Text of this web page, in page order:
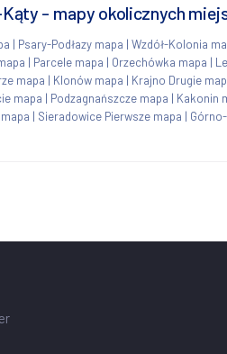
- mapy okolicznych
| Psary-Podłazy mapa | Wzdół-Kolonia
| Parcele mapa | Orzechówka mapa |
mapa | Klonów mapa | Krajno Drugie
mapa | Podzagnańszcze mapa | Kakonin
| Sieradowice Pierwsze mapa |